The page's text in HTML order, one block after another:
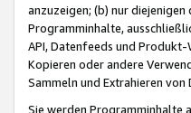
anzuzeigen; (b) nur
Programminhalte,
API, Datenfeeds und
Kopieren oder andere
Sammeln und Extrahieren
Sie werden Programminhalte